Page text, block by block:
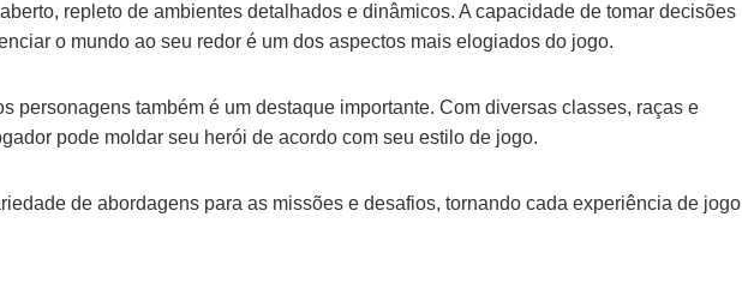
repleto de ambientes detalhados e dinâmicos. A capacidade de tomar decisões
o mundo ao seu redor é um dos aspectos mais elogiados do jogo.
personagens também é um destaque importante. Com diversas classes, raças e
pode moldar seu herói de acordo com seu estilo de jogo.
de abordagens para as missões e desafios, tornando cada experiência de jogo